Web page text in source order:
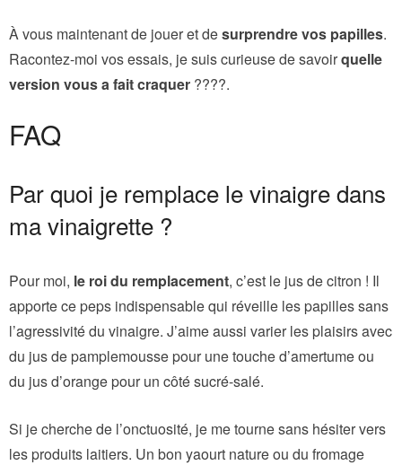
À vous maintenant de jouer et desurprendre vos papilles.
Racontez-moi vos essais, je suis curieuse de savoirquelle
version vous a fait craquer ????.
FAQ
Par quoi je remplace le vinaigre dans
ma vinaigrette ?
Pour moi, le roi du remplacement, c’est le jus de citron ! Il
apporte ce peps indispensable qui réveille les papilles sans
l’agressivité du vinaigre. J’aime aussi varier les plaisirs avec
du jus de pamplemousse pour une touche d’amertume ou
du jus d’orange pour un côté sucré-salé.
Si je cherche de l’onctuosité, je me tourne sans hésiter vers
les produits laitiers. Un bon yaourt nature ou du fromage